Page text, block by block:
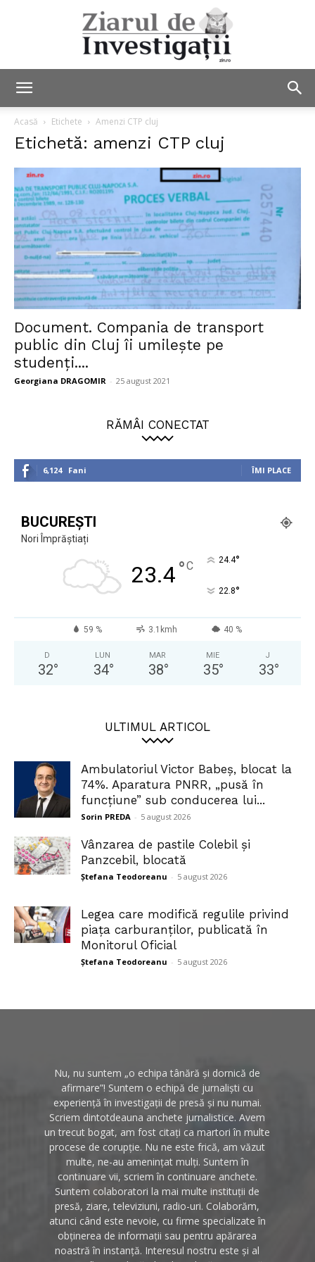
Investigații
Acasă Etichete Amenzi CTP cluj
Etichetă: amenzi CTP cluj
Document. Compania de transport
public din Cluj îi umilește pe
studenți....
Georgiana DRAGOMIR - 25 august 2021
RĂMÂI CONECTAT
6,124 Fani ÎMI PLACE
BUCUREȘTI
Nori Împrăștiați
23.4°C 24.4°
22.8°
59 % 3.1kmh 40 %
D
32°
LUN
34°
MAR
38°
MIE
35°
J
33°
ULTIMUL ARTICOL
Ambulatoriul Victor Babeș, blocat la
74%. Aparatura PNRR, „pusă în
funcțiune” sub conducerea lui...
Sorin PREDA - 5 august 2026
Vânzarea de pastile Colebil și
Panzcebil, blocată
Ștefana Teodoreanu - 5 august 2026
Legea care modifică regulile privind
piața carburanților, publicată în
Monitorul Oficial
Ștefana Teodoreanu - 5 august 2026
Nu, nu suntem „o echipa tânără și dornică de
afirmare”! Suntem o echipă de jurnaliști cu
experiență în investigații de presă și nu numai.
Scriem dintotdeauna anchete jurnalistice. Avem
un trecut bogat, am fost citați ca martori în multe
procese de corupție. Nu ne este frică, am văzut
multe, ne-au amenințat mulți. Suntem în
continuare vii, scriem în continuare anchete.
Suntem colaboratori la mai multe instituții de
presă, ziare, televiziuni, radio-uri. Colaborăm,
atunci când este nevoie, cu firme specializate în
obținerea de informații sau pentru apărarea
noastră în instanță. Interesul nostru este și al